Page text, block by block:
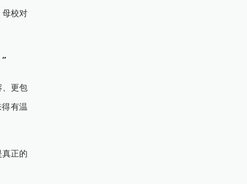
校对
更包
有温
正的